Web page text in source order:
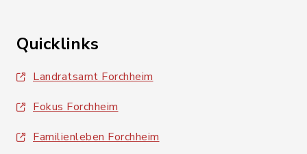
Quicklinks
Landratsamt Forchheim
Fokus Forchheim
Familienleben Forchheim